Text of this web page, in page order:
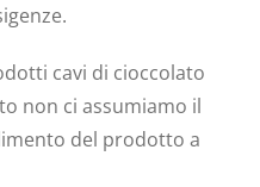
cavi di cioccolato
non ci assumiamo il
del prodotto a